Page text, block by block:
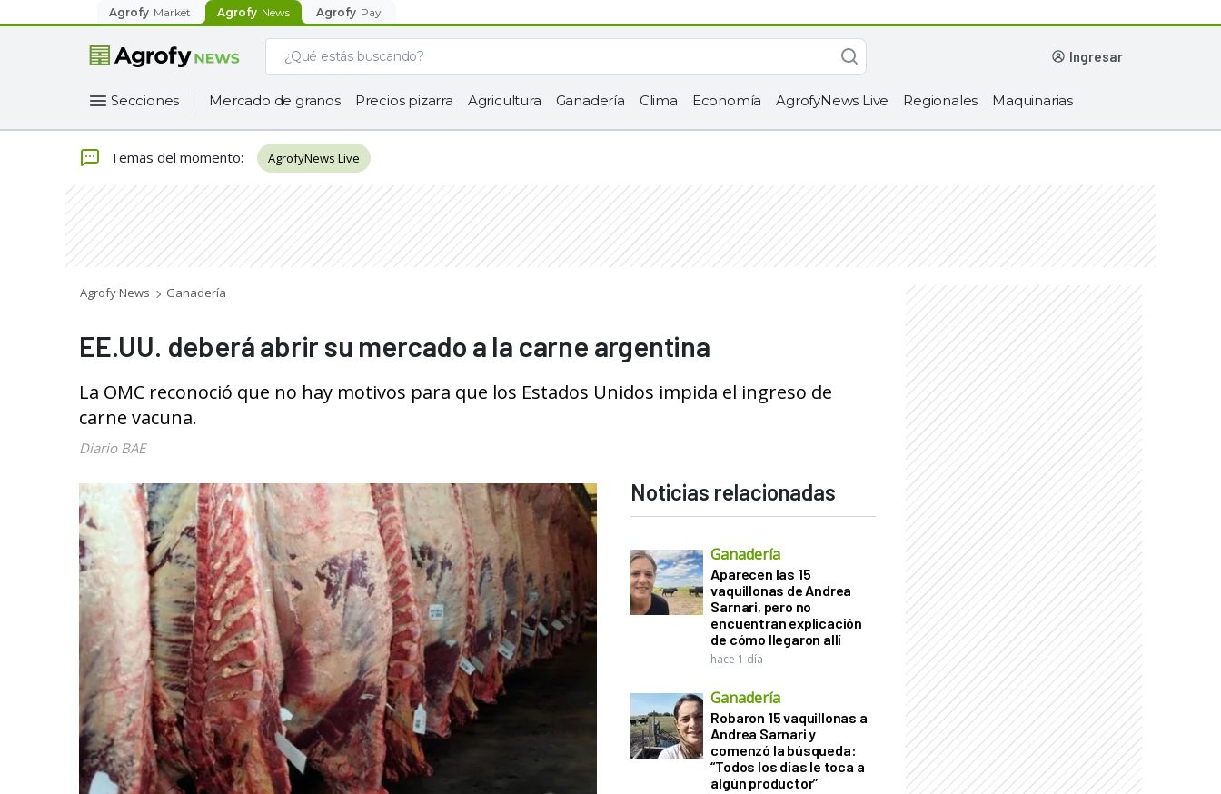
Agrofy Market Agrofy News Agrofy Pay
ingresar
Secciones Mercado de granos Precios pizarra Agricultura Ganadería Clima Economía AgrofyNews Live Regionales Maquinarias
Temas del momento: AgrofyNews Live
Agrofy News Ganadería
EE.UU. deberá abrir su mercado a la carne argentina
La OMC reconoció que no hay motivos para que los Estados Unidos impida el ingreso de
carne vacuna.
Diario BAE
Noticias relacionadas
Ganadería
Aparecen las 15
vaquillonas de Andrea
Sarnari, pero no
encuentran explicación
de cómo llegaron allí
hace 1 día
Ganadería
Robaron 15 vaquillonas a
Andrea Sarnari y
comenzó la búsqueda:
“Todos los días le toca a
algún productor”